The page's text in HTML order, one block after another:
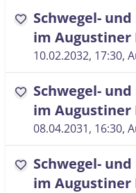
favorite Schwegel-
im Augustiner
10.02.2032, 17:30,
favorite Schwegel-
im Augustiner
08.04.2031, 16:30,
favorite Schwegel-
im Augustiner